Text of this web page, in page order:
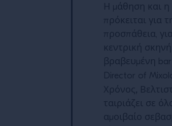
Η μάθηση και η
πρόκειται για
προσπάθεια,
κεντρική
βραβευμένη
Director of
Χρόνος,
ταιριάζει σε
αμοιβαίο